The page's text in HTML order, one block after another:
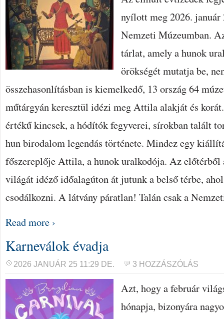
nyílott meg 2026. január
Nemzeti Múzeumban.
tárlat, amely a hunok
örökségét mutatja be,
összehasonlításban is kiemelkedő, 13 ország 64
műtárgyán keresztül idézi meg Attila alakját és
értékű kincsek, a hódítók fegyverei, sírokban talált
hun birodalom legendás története. Mindez egy
főszereplője Attila, a hunok uralkodója. Az
világát idéző időalagúton át jutunk a belső térbe,
csodálkozni. A látvány páratlan! Talán csak a
Read more ›
Karneválok évadja
2026 JANUÁR 25 11:29 DE. 3 HOZZÁSZÓLÁS
Azt, hogy a február
hónapja, bizonyára